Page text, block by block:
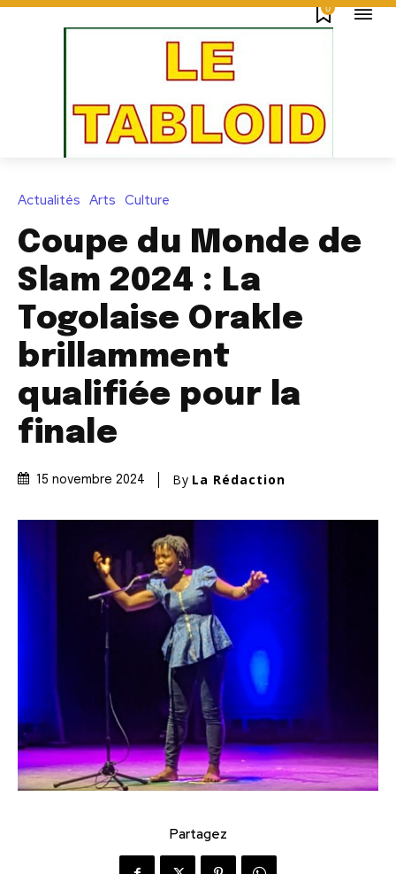
0
Actualités Arts Culture
Coupe du Monde de
Slam 2024 : La
Togolaise Orakle
brillamment
qualifiée pour la
finale
15 novembre 2024 By La Rédaction
Partagez